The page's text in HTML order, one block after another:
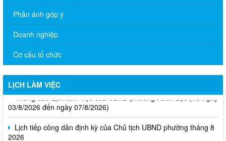
Phản ánh góp ý
Doanh nghiệp
Cơ cấu tổ chức
LỊCH LÀM VIỆC
Thông báo Lịch làm việc của UBND phường Xuân Lộc (Từ ngày
03/8/2026 đến ngày 07/8/2026)
Lịch tiếp công dân định kỳ của Chủ tịch UBND phường tháng 8
2026